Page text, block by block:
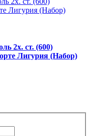
2х. ст. (600)
Лигурия (Набор)